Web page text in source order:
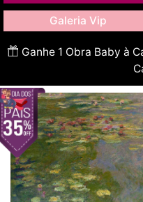
Galeria Vip
Ganhe 1 Obra Baby à